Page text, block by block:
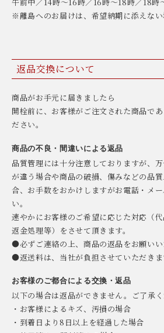
午前中／14時〜16時／16時〜18時／18時
※離島へのお届けは、希望納期に添えない
返品交換について
商品がお手元に届きましたら
開栓前に、お客様がご注文された商品で
ださい。
商品の不良・間違いによる返品
品質管理には十分注意しておりますが、
が違う場合や商品の破損、傷みなどの品
合、お手数をおかけしますがお電話・メ
い。
速やかにお客様のご希望に応じた対応（
返金処理等）をさせて頂きます。
●必ずご連絡の上、商品の返品をお願いい
●返送料は、当社が負担させていただきま
お客様のご都合による交換・返品
以下の場合は返品ができません。ご了承く
・お客様によるキズ、汚損の場合
・到着日より8日以上を経過した場合